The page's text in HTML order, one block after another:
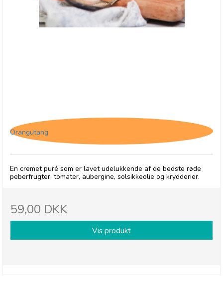
Orangutang
En cremet puré som er lavet udelukkende af de bedste røde
peberfrugter, tomater, aubergine, solsikkeolie og krydderier.
59,00 DKK
Vis produkt